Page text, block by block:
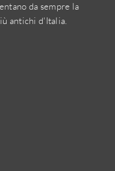
da sempre la
antichi d'Italia.